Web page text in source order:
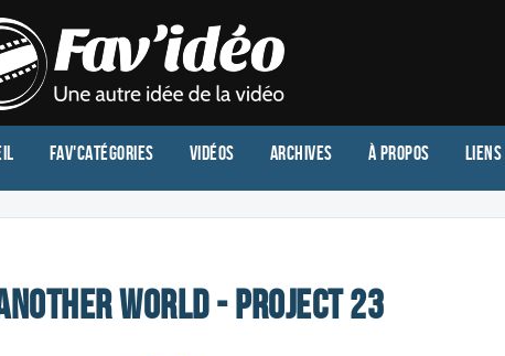
Fav'Catégories Vidéos Archives À propos
World - PROJECT 23